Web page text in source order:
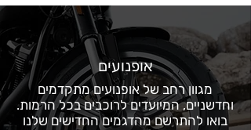
אופנועים
מגוון רחב של אופנועים מתקדמים
וחדשניים, המיועדים לרוכבים בכל הרמות.
בואו להתרשם מהדגמים החדישים שלנו